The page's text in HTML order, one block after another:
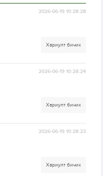
2026-06-19 10:28:28
Хариулт бичих
2026-06-19 10:28:24
Хариулт бичих
2026-06-19 10:28:23
Хариулт бичих